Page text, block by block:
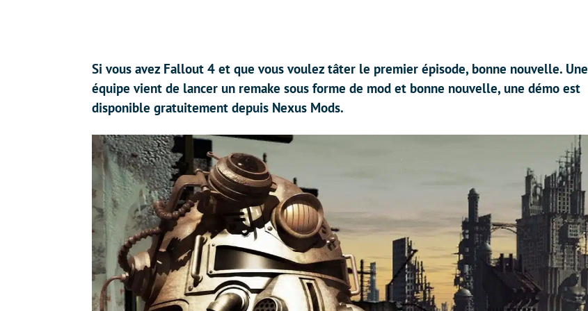
Si vous avez Fallout 4 et que vous voulez tâter le premier épisode, bonne nouvelle. Une
équipe vient de lancer un remake sous forme de mod et bonne nouvelle, une démo est
disponible gratuitement depuis Nexus Mods.